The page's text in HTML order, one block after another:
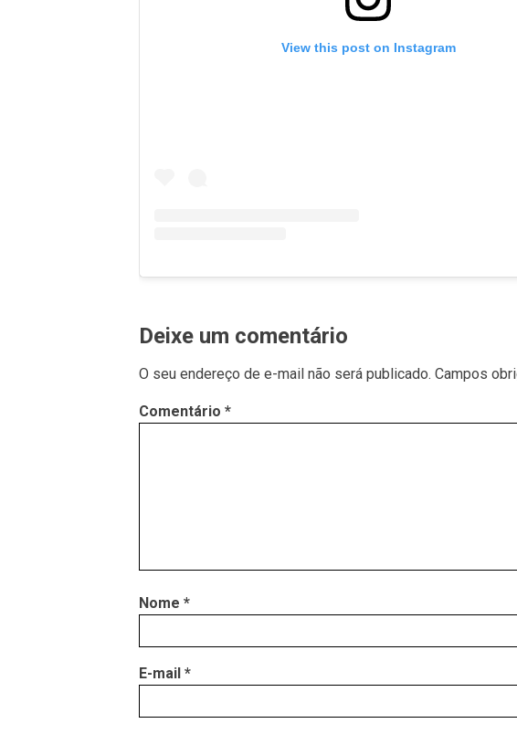
View this post on Instagram
Deixe um comentário
O seu endereço de e-mail não será publicado. Campos
Comentário *
Nome *
E-mail *